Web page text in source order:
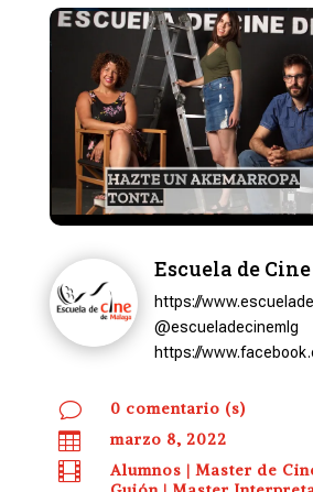
Escuela de
https://
@escueladecinemlg
https://
v 0 comentario (s)
 marzo 8, 2022
 Alumnos | Master de